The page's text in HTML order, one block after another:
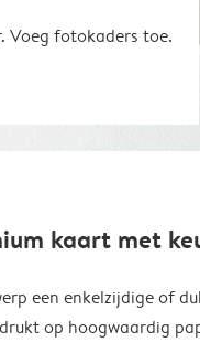
Voeg fotokaders toe.
kaart met
een enkelzijdige of
op hoogwaardig